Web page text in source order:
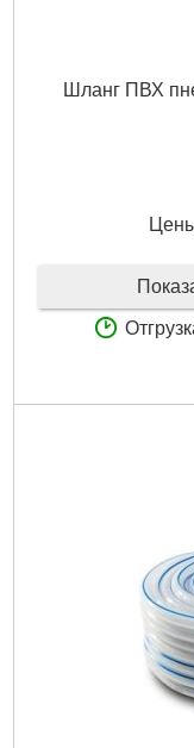
Шланг ПВХ